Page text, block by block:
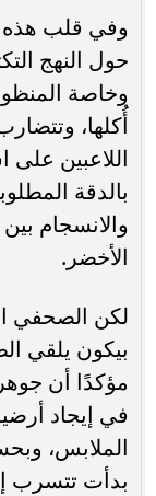
وفي قلب هذه
حول النهج
وخاصة
أُكلها،
اللاعبين على
بالدقة
والانسجام
الأخضر.
لكن الصحفي
بيكون يلقي
مؤكدًا أن
في إيجاد
الملابس،
بدأت تتسرب